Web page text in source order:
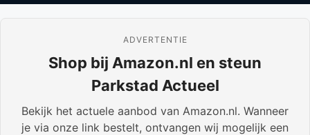
ADVERTENTIE
Shop bij Amazon.nl en steun
Parkstad Actueel
Bekijk het actuele aanbod van Amazon.nl. Wanneer
je via onze link bestelt, ontvangen wij mogelijk een